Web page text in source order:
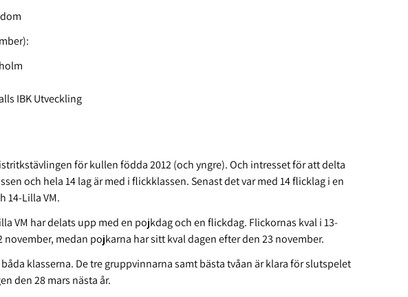
IBK Utveckling
för kullen födda 2012 (och yngre). Och intresset för att delta
och hela 14 lag är med i flickklassen. Senast det var med 14 flicklag i en
14-Lilla VM.
VM har delats upp med en pojkdag och en flickdag. Flickornas kval i 13-
medan pojkarna har sitt kval dagen efter den 23 november.
klasserna. De tre gruppvinnarna samt bästa tvåan är klara för slutspelet
den 28 mars nästa år.